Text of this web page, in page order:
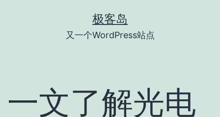
极客岛
又一个WordPress站点
一文了解光电